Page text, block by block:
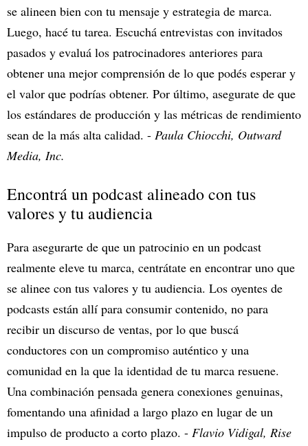
se alineen bien con tu mensaje y estrategia de marca.
Luego, hacé tu tarea. Escuchá entrevistas con invitados
pasados y evaluá los patrocinadores anteriores para
obtener una mejor comprensión de lo que podés esperar y
el valor que podrías obtener. Por último, asegurate de que
los estándares de producción y las métricas de rendimiento
sean de la más alta calidad. - Paula Chiocchi, Outward
Media, Inc.
Encontrá un podcast alineado con tus
valores y tu audiencia
Para asegurarte de que un patrocinio en un podcast
realmente eleve tu marca, centrátate en encontrar uno que
se alinee con tus valores y tu audiencia. Los oyentes de
podcasts están allí para consumir contenido, no para
recibir un discurso de ventas, por lo que buscá
conductores con un compromiso auténtico y una
comunidad en la que la identidad de tu marca resuene.
Una combinación pensada genera conexiones genuinas,
fomentando una afinidad a largo plazo en lugar de un
impulso de producto a corto plazo. - Flavio Vidigal, Rise